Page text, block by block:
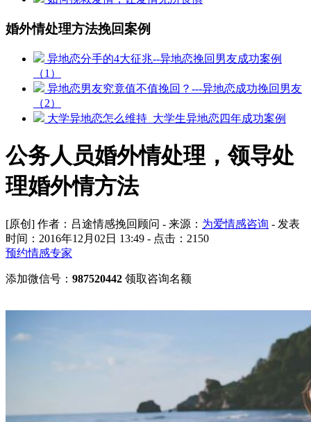
婚外情处理方法挽回案例
异地恋分手的4大征兆--异地恋挽回男友成功案例
（1）
异地恋男友究竟值不值挽回？---异地恋成功挽回男友
（2）
大学异地恋怎么维持_大学生异地恋四年成功案例
公务人员婚外情处理，领导处
理婚外情方法
[原创] 作者：吕途情感挽回顾问 - 来源： 为爱情感咨询 - 发表
时间：2016年12月02日 13:49 - 点击： 2150
预约情感专家
添加微信号： 987520442 领取咨询名额